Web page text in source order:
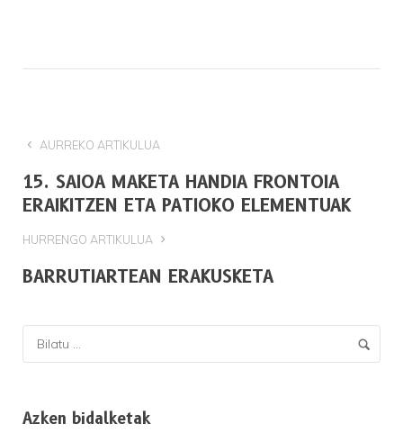
AURREKO ARTIKULUA
15. SAIOA MAKETA HANDIA FRONTOIA
ERAIKITZEN ETA PATIOKO ELEMENTUAK
HURRENGO ARTIKULUA
BARRUTIARTEAN ERAKUSKETA
Azken bidalketak